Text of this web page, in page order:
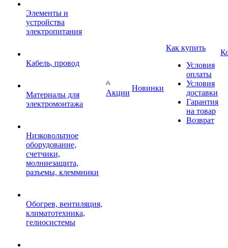
Элементы и
устройства
электропитания
Кабель, провод
Материалы для
электромонтажа
Низковольтное
оборудование,
счетчики,
молниезащита,
разъемы, клеммники
Обогрев, вентиляция,
климатотехника,
гелиосистемы
Акции
Новинки
Как купить
Условия
оплаты
Условия
доставки
Гарантия
на товар
Возврат